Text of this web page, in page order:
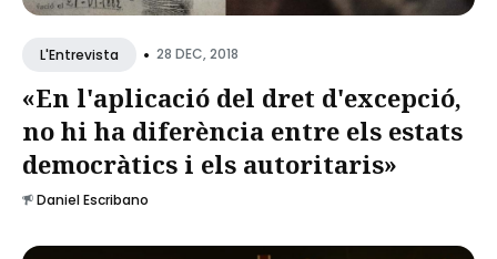
L'Entrevista • 28 DEC, 2018
«En l'aplicació del dret d'excepció,
no hi ha diferència entre els estats
democràtics i els autoritaris»
Daniel Escribano